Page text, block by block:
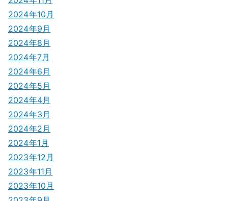
2024年10月
2024年9月
2024年8月
2024年7月
2024年6月
2024年5月
2024年4月
2024年3月
2024年2月
2024年1月
2023年12月
2023年11月
2023年10月